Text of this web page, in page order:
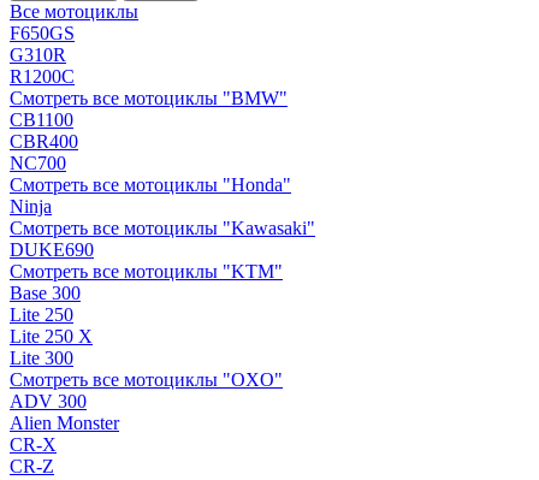
Все мотоциклы
F650GS
G310R
R1200C
Смотреть все мотоциклы "BMW"
CB1100
CBR400
NC700
Смотреть все мотоциклы "Honda"
Ninja
Смотреть все мотоциклы "Kawasaki"
DUKE690
Смотреть все мотоциклы "KTM"
Base 300
Lite 250
Lite 250 X
Lite 300
Смотреть все мотоциклы "OXO"
ADV 300
Alien Monster
CR-X
CR-Z